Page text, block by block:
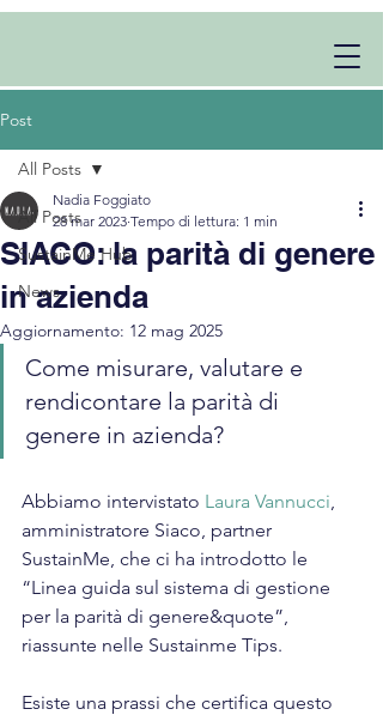
Post
All Posts
SustainMe Hub
News
All Posts
SIACO: la parità di genere
in azienda
Nadia Foggiato
28 mar 2023 Tempo di lettura: 1 min
Aggiornamento: 12 mag 2025
Come misurare, valutare e
rendicontare la parità di
genere in azienda?
Abbiamo intervistato Laura Vannucci,
amministratore Siaco, partner
SustainMe, che ci ha introdotto le
“Linea guida sul sistema di gestione
per la parità di genere&quote”,
riassunte nelle Sustainme Tips.
Esiste una prassi che certifica questo